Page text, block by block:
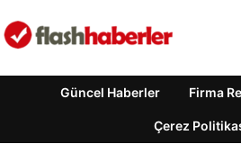
Güncel Haberler Firma
Çerez